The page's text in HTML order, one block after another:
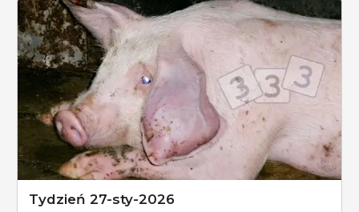
Tydzień 27-sty-2026